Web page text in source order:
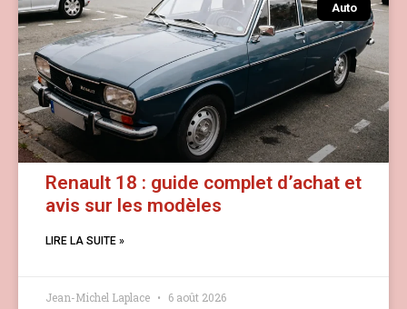
Auto
Renault 18 : guide complet d’achat et
avis sur les modèles
LIRE LA SUITE »
Jean-Michel Laplace 6 août 2026